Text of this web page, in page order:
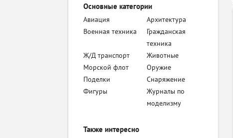
Основные категории
Авиация
Архитектура
Военная техника
Гражданская
техника
Ж/Д транспорт
Животные
Морской флот
Оружие
Поделки
Снаряжение
Фигуры
Журналы по
моделизму
Также интересно